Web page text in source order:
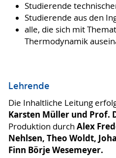
Studierende
Studierende aus den
alle, die sich mit
Thermodynamik
Lehrende
Die Inhaltliche Leitung
Karsten Müller und Prof.
Produktion durch Alex
Nehlsen, Theo Woldt,
Finn Börje Wesemeyer.